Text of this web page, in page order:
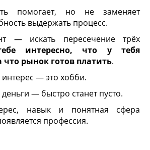
помогает, но не заменяет
выдержать процесс.
— искать пересечение трёх
интересно, что у тебя
что рынок готов платить.
интерес — это хобби.
деньги — быстро станет пусто.
навык и понятная сфера
профессия.